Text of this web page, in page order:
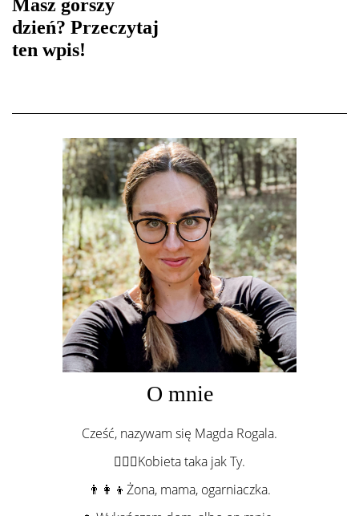
Masz gorszy
dzień? Przeczytaj
ten wpis!
O mnie
Cześć, nazywam się Magda Rogala.
💁🏻‍♀️Kobieta taka jak Ty.
👨‍👩‍👦Żona, mama, ogarniaczka.